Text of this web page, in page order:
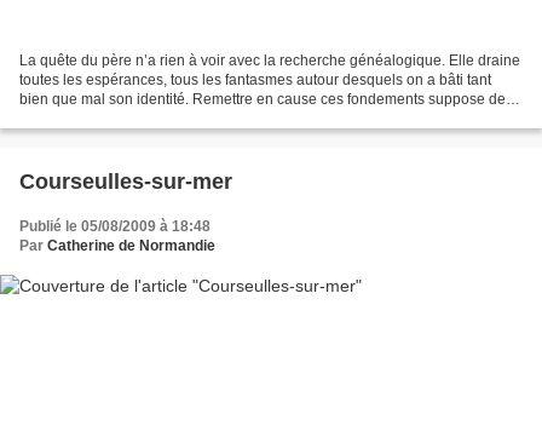
La quête du père n’a rien à voir avec la recherche généalogique. Elle draine
toutes les espérances, tous les fantasmes autour desquels on a bâti tant
bien que mal son identité. Remettre en cause ces fondements suppose des
Courseulles-sur-mer
Publié le 05/08/2009 à 18:48
Par Catherine de Normandie